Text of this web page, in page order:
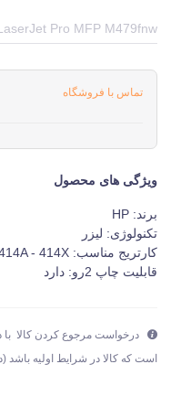
Pro MFP M479fnw
تماس با فروشگاه
ویژگی های محصول
برند: HP
تکنولوژی: لیزر
کارتریج مناسب: 416A - 416X - 415A - 415X - 414A - 414X
قابلیت چاپ 2رو: دارد
درخواست مرجوع کردن کالا با
است که کالا در شرایط اولیه باشد